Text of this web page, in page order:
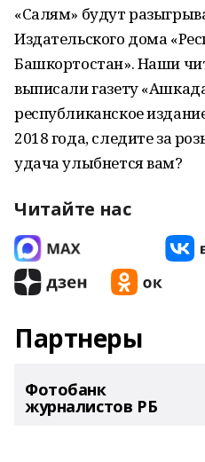
«Салям» будут
Издательского дома
Башкортостан». Наши
выписали газету
республиканское
2018 года, следите за
удача улыбнется вам?
Читайте нас
Партнеры
Фотобанк
журналистов РБ